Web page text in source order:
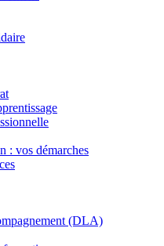
: vos démarches
(DLA)